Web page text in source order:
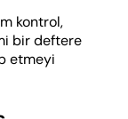
kontrol,
bir deftere
etmeyi